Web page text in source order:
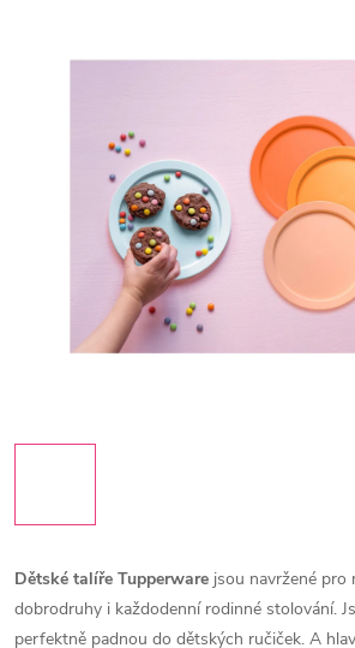
Dětské talíře Tupperware jsou navržené pro
dobrodruhy i každodenní rodinné stolování.
perfektně padnou do dětských ručiček. A